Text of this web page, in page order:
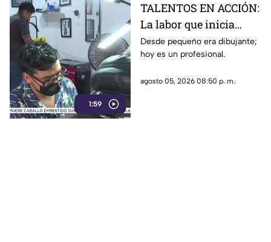
1:59
TALENTOS EN ACCIÓN:
La labor que inicia
desde la creatividad
Desde pequeño era dibujante;
hoy es un profesional.
agosto 05, 2026 08:50 p. m.